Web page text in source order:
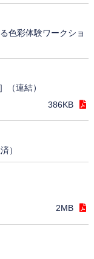
色彩体験ワークショ
（連結）
386KB
）
2MB